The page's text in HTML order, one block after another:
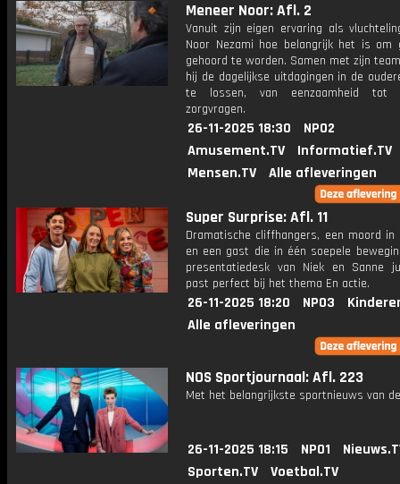
Meneer Noor: Afl. 2
Vanuit zijn eigen ervaring als
Noor Nezami hoe belangrijk het is om
gehoord te worden. Samen met zijn
hij de dagelijkse uitdagingen in de
te lossen, van eenzaamheid tot
zorgvragen.
26-11-2025 18:30
NPO2
Amusement.TV
Informatief.TV
Mensen.TV
Alle afleveringen
Super Surprise: Afl. 11
Dramatische cliffhangers, een moord
en een gast die in één soepele
presentatiedesk van Niek en Sanne
past perfect bij het thema En actie.
26-11-2025 18:20 NPO3
Alle afleveringen
NOS Sportjournaal: Afl. 223
Met het belangrijkste sportnieuws van
26-11-2025 18:15 NPO1
Sporten.TV
Voetbal.TV